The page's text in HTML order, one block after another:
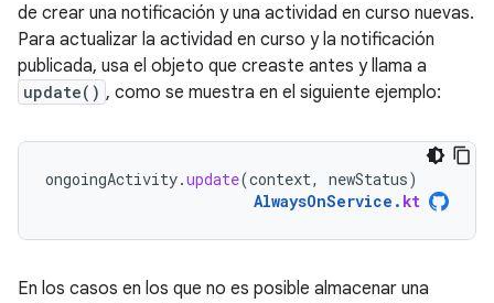
de crear una notificación y una actividad en curso nuevas.
Para actualizar la actividad en curso y la notificación
publicada, usa el objeto que creaste antes y llama a
update() , como se muestra en el siguiente ejemplo:
ongoingActivity.update(context, newStatus)
AlwaysOnService . kt
En los casos en los que no es posible almacenar una